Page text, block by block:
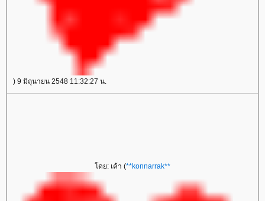
) 9 มิถุนายน 2548 11:32:27 น.
โดย: เค้า (**konnarrak**